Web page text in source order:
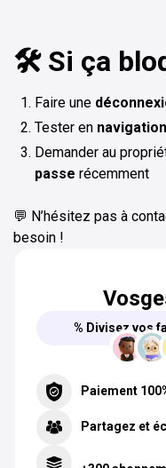
🛠️ Si ça
Faire une
Tester en
Demander au
passe récemment
💬 N’hésitez pas à
besoin !
% Divisez vos
Paiement
Partagez et